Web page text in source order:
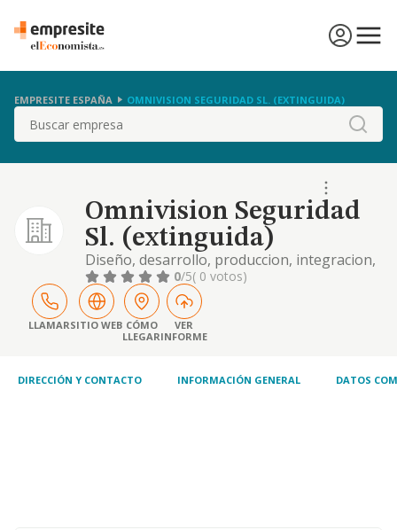
EMPRESITE ESPAÑA OMNIVISION SEGURIDAD SL. (EXTINGUIDA)
Buscar
Omnivision Seguridad
Sl. (extinguida)
Diseño, desarrollo, produccion, integracion,
operacion, mantenimiento, reparacion y
comercializacion
0/5( 0 votos)
LLAMARSITIO WEB CÓMO
LLEGAR
VER
INFORME
DIRECCIÓN Y CONTACTO INFORMACIÓN GENERAL DATOS